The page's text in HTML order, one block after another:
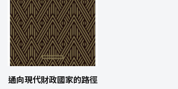
通向現代財政國家的路徑